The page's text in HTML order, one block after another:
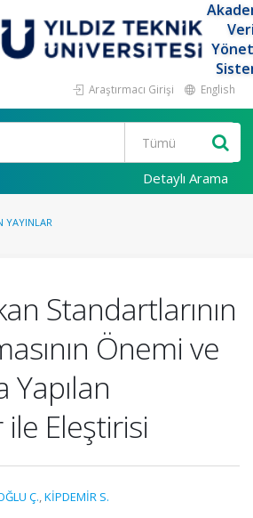
Araştırmacı Girişi English
Detaylı Arama
YAYINLAR
Standartlarının
Önemi ve
Yapılan
ile Eleştirisi
Ç.,KİPDEMİR S.